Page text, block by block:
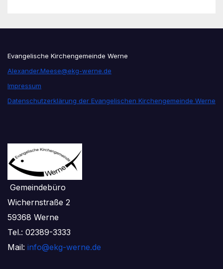
Evangelische Kirchengemeinde Werne
Alexander.Meese@ekg-werne.de
Impressum
Datenschutzerklärung der Evangelischen Kirchengemeinde Werne
Gemeindebüro
Wichernstraße 2
59368 Werne
Tel.: 02389-3333
Mail: info@ekg-werne.de